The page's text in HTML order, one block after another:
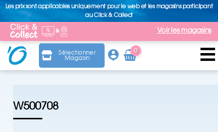
Les prix sont applicables uniquement pour le web et les magasins participant
au Click & Collect
Voir les magasins
Sélectionner
Magasin
0
Arti
cle
W500708